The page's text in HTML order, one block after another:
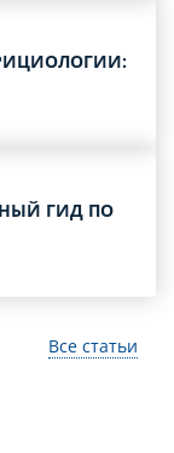
ГИД ПО
Все статьи